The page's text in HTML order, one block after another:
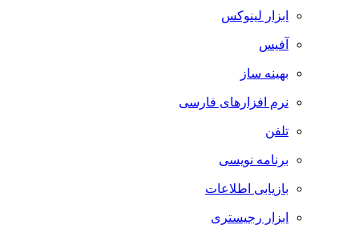
ابزار لینوکس
آفیس
بهینه ساز
نرم افزارهای فارسی
تلفن
برنامه نویسی
بازیابی اطلاعات
ابزار رجیستری